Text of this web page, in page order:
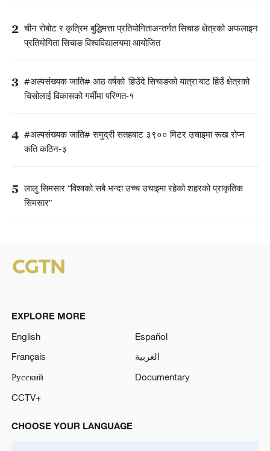
2 चीन रोबोट र कृत्रिम बुद्धिमत्ता प्रतियोगिताअन्तर्गत सिचाङ क्षेत्रको अफलाइन
प्रतियोगिता सिचाङ विश्वविद्यालयमा आयोजित
3 #अल्पसंख्यक जाति# आठ वर्षको 'हिउँदे सिचाङको यात्रा'बाट हिउँ क्षेत्रको
चिसोलाई विकासको गर्मीमा परिणत-१
4 #अल्पसंख्यक जाति# समुद्री सतहबाट ३९०० मिटर उचाइमा रूख रोप्न
कति कठिन-३
5 लालु सिमसार “विश्वको सबै भन्दा उच्च उचाइमा रहेको शहरको प्राकृतिक
सिमसार”
EXPLORE MORE
English
Español
Français
العربية
Русский
Documentary
CCTV+
CHOOSE YOUR LANGUAGE